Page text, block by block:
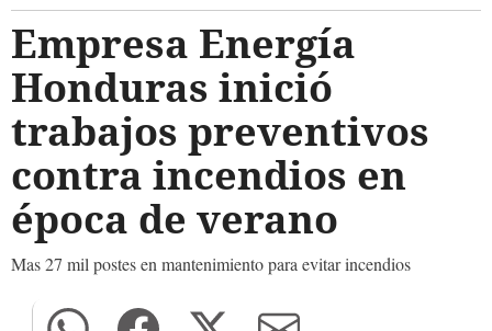
Empresa Energía
Honduras inició
trabajos preventivos
contra incendios en
época de verano
Mas 27 mil postes en mantenimiento para evitar incendios